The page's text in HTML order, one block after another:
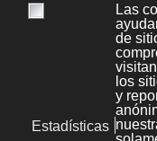
Aviso legal